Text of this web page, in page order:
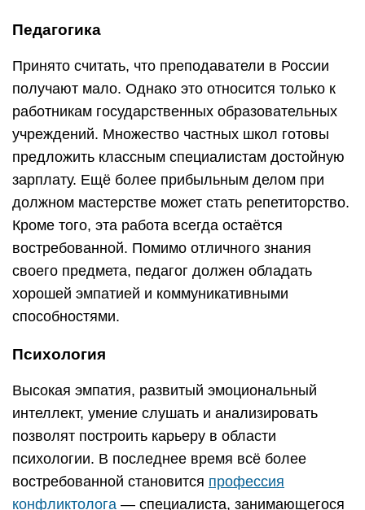
хорошей эмпатией и коммуникативными
способностями.
Психология
Высокая эмпатия, развитый эмоциональный
интеллект, умение слушать и анализировать
позволят построить карьеру в области
психологии. В последнее время всё более
востребованной становитсяпрофессия
конфликтолога— специалиста, занимающегося
разрешением сложных ситуаций между
сотрудниками компании.
Человек, хорошо владеющий иностранными
языками, всегда может найти хорошую работу в
компании, имеющей дело с иностранными
подрядчиками, импортом или экспортом.
Особенно высоко оплачиваются услуги
синхронного переводчика на международных
встречах. Самыми востребованными языками на